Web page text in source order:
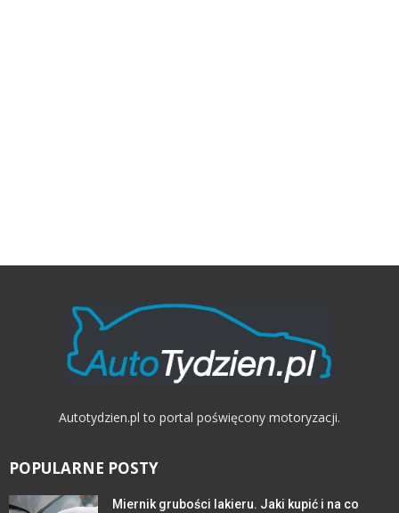
Autotydzien.pl to portal poświęcony motoryzacji.
POPULARNE POSTY
Miernik grubości lakieru. Jaki kupić i na co